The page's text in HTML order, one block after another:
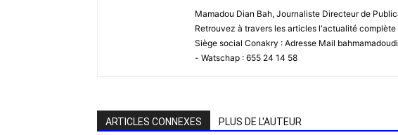
Mamadou Dian Bah, Journaliste Directeur de
Retrouvez à travers les articles l'actualité
Siège social Conakry : Adresse Mail
- Watschap : 655 24 14 58
ARTICLES CONNEXES PLUS DE L'AUTEUR